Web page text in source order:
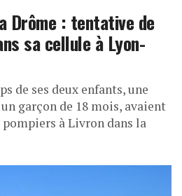
Drôme : tentative de
sa cellule à Lyon-
de ses deux enfants, une
garçon de 18 mois, avaient
à Livron dans la